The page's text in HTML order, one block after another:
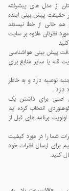
از مدل های پیشرفته
در حقیقت پیش بینی آینده
باز هم خالی از خطا نیستند
مورد نظرتان علاوه بر سایت
دقت پیش بینی هواشناسی
قله یا سایر منابع برای
توصيه دارد و به خاطر
اصلی برای داشتن یک
کوهنوردی انتخاب کرده ایم
خود در اولویت برنامه های قبل از
شما را در مورد کیفیت
برای ارسال نظرات خود